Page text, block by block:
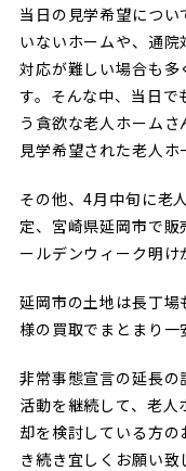
当日の見学希望につ
いないホームや、通
対応が難しい場合も多
す。そんな中、当日で
う貪欲な老人ホーム
見学希望された老人ホ
その他、4月中旬に老
定、宮崎県延岡市で
ールデンウィーク明け
延岡市の土地は長丁
様の買取でまとまり一
非常事態宣言の延長
活動を継続して、老
却を検討している方
き続き宜しくお願い致